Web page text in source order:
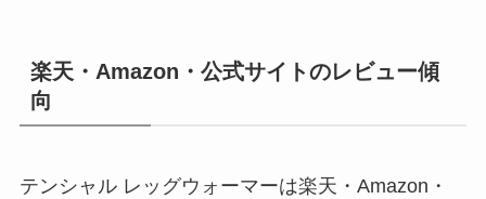
楽天・Amazon・公式サイトのレビュー傾
向
テンシャル レッグウォーマーは楽天・Amazon・